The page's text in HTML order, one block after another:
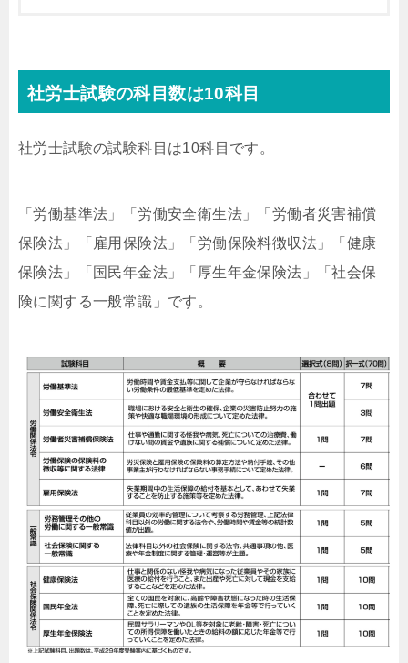
社労士試験の科目数は10科目
社労士試験の試験科目は10科目です。
「労働基準法」「労働安全衛生法」「労働者災害補償
保険法」「雇用保険法」「労働保険料徴収法」「健康
保険法」「国民年金法」「厚生年金保険法」「社会保
険に関する一般常識」です。